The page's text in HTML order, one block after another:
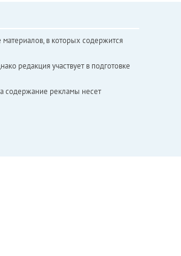
в которых содержится
редакция участвует в подготовке
содержание рекламы несет